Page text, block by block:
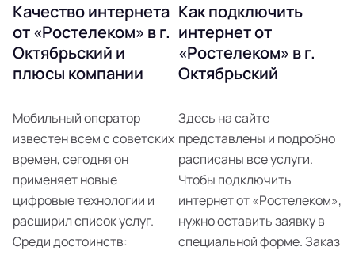
Качество интернета
от «Ростелеком» в г.
Октябрьский и
плюсы компании
Мобильный оператор
известен всем с советских
времен, сегодня он
применяет новые
цифровые технологии и
расширил список услуг.
Среди достоинств:
Как подключить
интернет от
«Ростелеком» в г.
Октябрьский
Здесь на сайте
представлены и подробно
расписаны все услуги.
Чтобы подключить
интернет от «Ростелеком»,
нужно оставить заявку в
специальной форме. Заказ